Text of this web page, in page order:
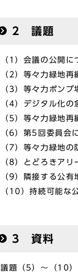
2 議題
（1）会議の公開に
（2）等々力緑地
（3）等々力ポンプ
（4）デジタル化
（5）等々力緑地再
（6）第5回委員会
（7）等々力緑地の
（8）とどろきアリ
（9）隣接する公有
（10）持続可能な
3 資料
議題（5）～（10）